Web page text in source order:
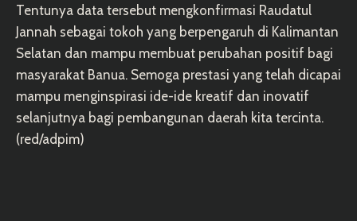
Tentunya data tersebut mengkonfirmasi Raudatul
Jannah sebagai tokoh yang berpengaruh di Kalimantan
Selatan dan mampu membuat perubahan positif bagi
masyarakat Banua. Semoga prestasi yang telah dicapai
mampu menginspirasi ide-ide kreatif dan inovatif
selanjutnya bagi pembangunan daerah kita tercinta.
(red/adpim)